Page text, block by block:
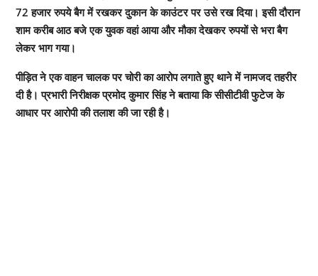
72 हजार रुपये बैग में रखकर दुकान के काउंटर पर उसे रख दिया। इसी दौरान
शाम करीब आठ बजे एक युवक वहां आया और मौका देखकर रुपयों से भरा बैग
लेकर भाग गया।
पीड़ित ने एक वाहन चालक पर चोरी का आरोप लगाते हुए थाने में नामजद तहरीर
दी है। प्रभारी निरीक्षक प्रमोद कुमार सिंह ने बताया कि सीसीटीवी फुटेज के
आधार पर आरोपी की तलाश की जा रही है।